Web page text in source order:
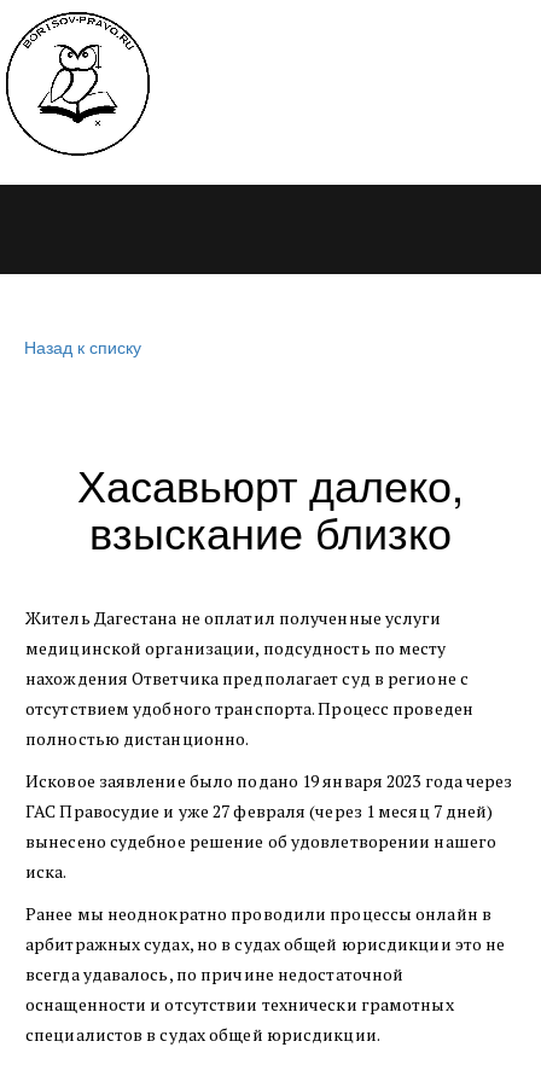
Назад к списку
Хасавьюрт далеко,
взыскание близко
Житель Дагестана не оплатил полученные услуги
медицинской организации, подсудность по месту
нахождения Ответчика предполагает суд в регионе с
отсутствием удобного транспорта. Процесс проведен
полностью дистанционно.
Исковое заявление было подано 19 января 2023 года через
ГАС Правосудие и уже 27 февраля (через 1 месяц 7 дней)
вынесено судебное решение об удовлетворении нашего
иска.
Ранее мы неоднократно проводили процессы онлайн в
арбитражных судах, но в судах общей юрисдикции это не
всегда удавалось, по причине недостаточной
оснащенности и отсутствии технически грамотных
специалистов в судах общей юрисдикции.